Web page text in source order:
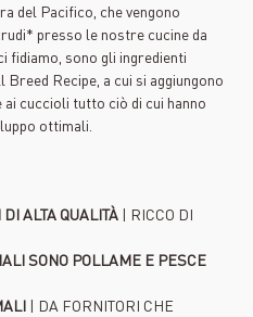
del Pacifico, che vengono
presso le nostre cucine da
fidiamo, sono gli ingredienti
Recipe, a cui si aggiungono
cuccioli tutto ciò di cui hanno
ottimali.
ALTA QUALITÀ | RICCO DI
SONO POLLAME E PESCE
| DA FORNITORI CHE